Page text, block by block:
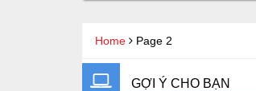
Home Page 2
GỢI Ý CHO BẠN